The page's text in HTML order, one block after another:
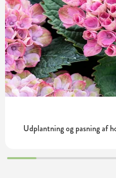
Udplantning og pasning af